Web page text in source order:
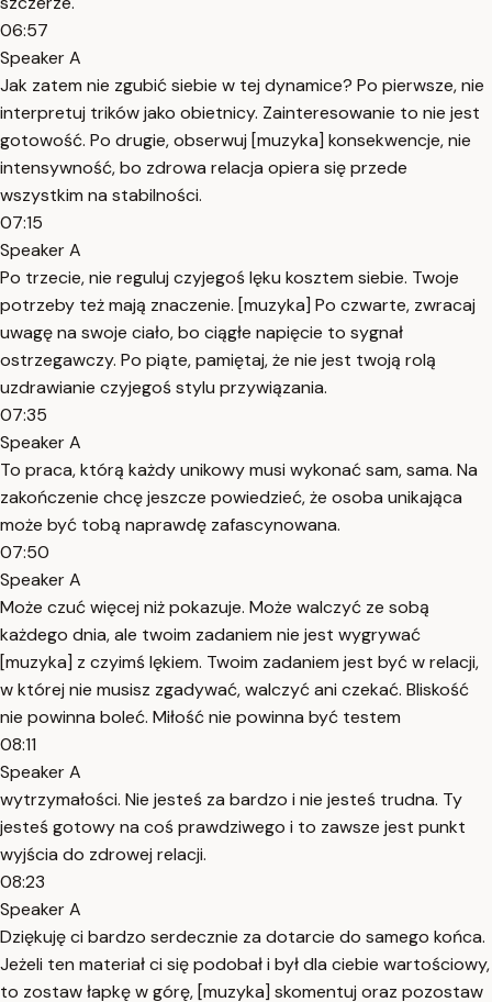
06:57
Speaker A
Jak zatem nie zgubić siebie w tej dynamice? Po pierwsze, nie
interpretuj trików jako obietnicy. Zainteresowanie to nie jest
gotowość. Po drugie, obserwuj [muzyka] konsekwencje, nie
intensywność, bo zdrowa relacja opiera się przede
wszystkim na stabilności.
07:15
Speaker A
Po trzecie, nie reguluj czyjegoś lęku kosztem siebie. Twoje
potrzeby też mają znaczenie. [muzyka] Po czwarte, zwracaj
uwagę na swoje ciało, bo ciągłe napięcie to sygnał
ostrzegawczy. Po piąte, pamiętaj, że nie jest twoją rolą
uzdrawianie czyjegoś stylu przywiązania.
07:35
Speaker A
To praca, którą każdy unikowy musi wykonać sam, sama. Na
zakończenie chcę jeszcze powiedzieć, że osoba unikająca
może być tobą naprawdę zafascynowana.
07:50
Speaker A
Może czuć więcej niż pokazuje. Może walczyć ze sobą
każdego dnia, ale twoim zadaniem nie jest wygrywać
[muzyka] z czyimś lękiem. Twoim zadaniem jest być w relacji,
w której nie musisz zgadywać, walczyć ani czekać. Bliskość
nie powinna boleć. Miłość nie powinna być testem
08:11
Speaker A
wytrzymałości. Nie jesteś za bardzo i nie jesteś trudna. Ty
jesteś gotowy na coś prawdziwego i to zawsze jest punkt
wyjścia do zdrowej relacji.
08:23
Speaker A
Dziękuję ci bardzo serdecznie za dotarcie do samego końca.
Jeżeli ten materiał ci się podobał i był dla ciebie wartościowy,
to zostaw łapkę w górę, [muzyka] skomentuj oraz pozostaw